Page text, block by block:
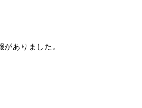
ごみ・リサイクル
ありました。